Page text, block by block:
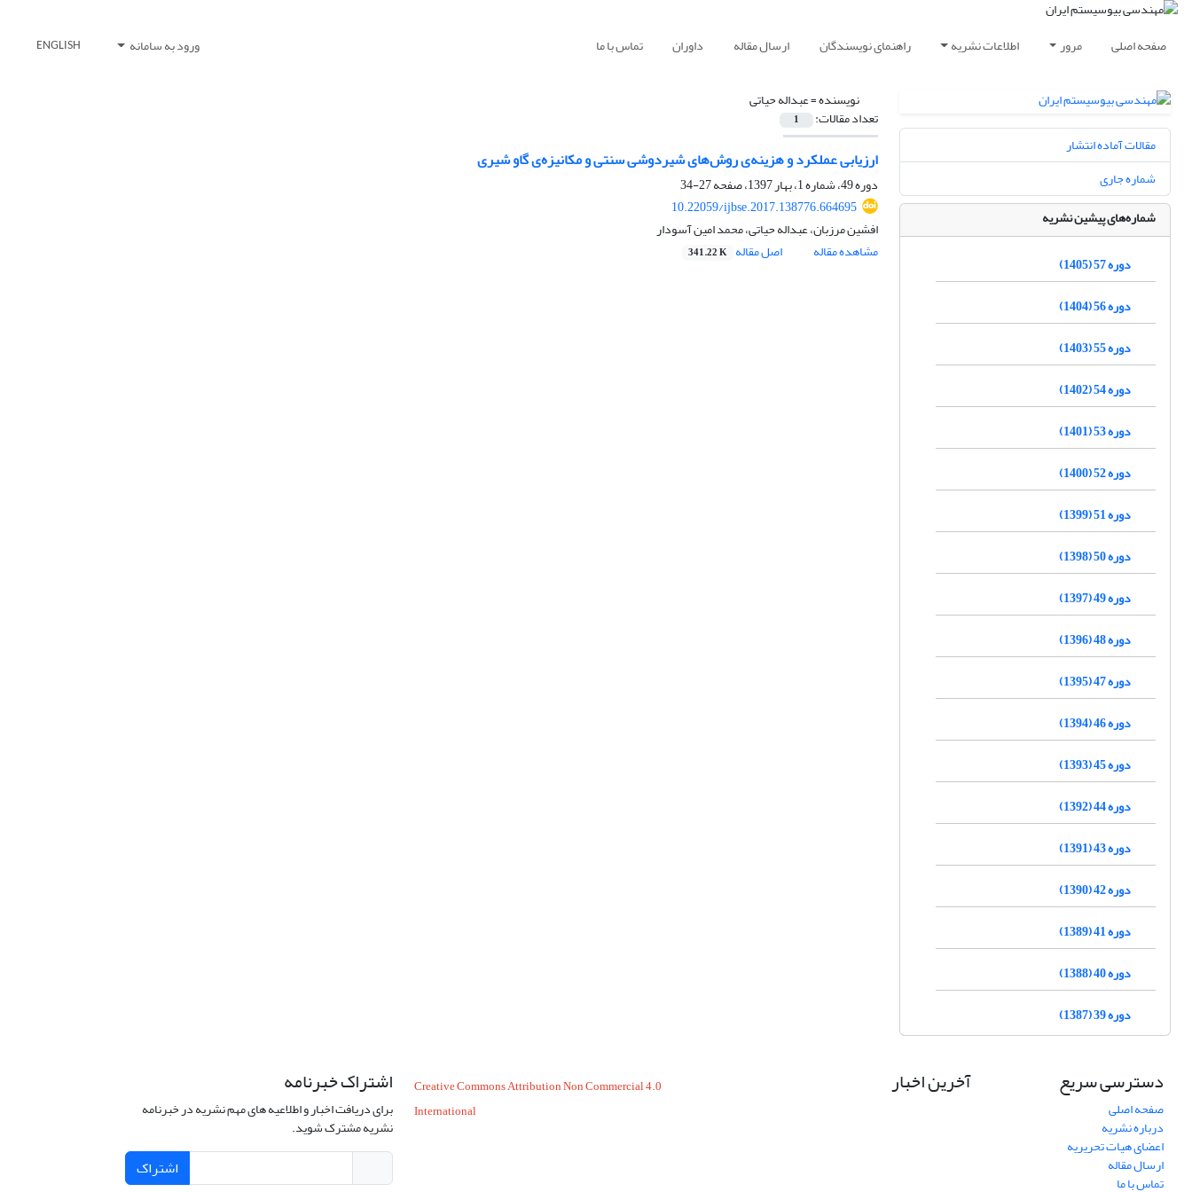
صفحه اصلی مرور اطلاعات نشریه راهنمای نویسندگان ارسال مقاله داوران تماس با ما ورود به سامانه ENGLISH
نویسنده =عبداله حیاتی
تعداد مقالات: 1
ارزیابی عملکرد و هزینه‌ی روش‌های شیردوشی سنتی و مکانیزه‌‌ی گاو شیری
دوره 49، شماره 1، بهار 1397، صفحه
27-34
10.22059/ijbse.2017.138776.664695
افشین مرزبان، عبداله حیاتی، محمد امین آسودار
مشاهده مقاله
اصل مقاله 341.22 K
مقالات آماده انتشار
شماره جاری
شماره‌های پیشین نشریه
دوره 57 (1405)
دوره 56 (1404)
دوره 55 (1403)
دوره 54 (1402)
دوره 53 (1401)
دوره 52 (1400)
دوره 51 (1399)
دوره 50 (1398)
دوره 49 (1397)
دوره 48 (1396)
دوره 47 (1395)
دوره 46 (1394)
دوره 45 (1393)
دوره 44 (1392)
دوره 43 (1391)
دوره 42 (1390)
دوره 41 (1389)
دوره 40 (1388)
دوره 39 (1387)
دسترسی سریع
صفحه اصلی
درباره نشریه
اعضای هیات تحریریه
ارسال مقاله
تماس با ما
آخرین اخبار
Creative Commons Attribution Non Commercial 4.0
International
اشتراک خبرنامه
برای دریافت اخبار و اطلاعیه های مهم نشریه در خبرنامه
نشریه مشترک شوید.
اشتراک